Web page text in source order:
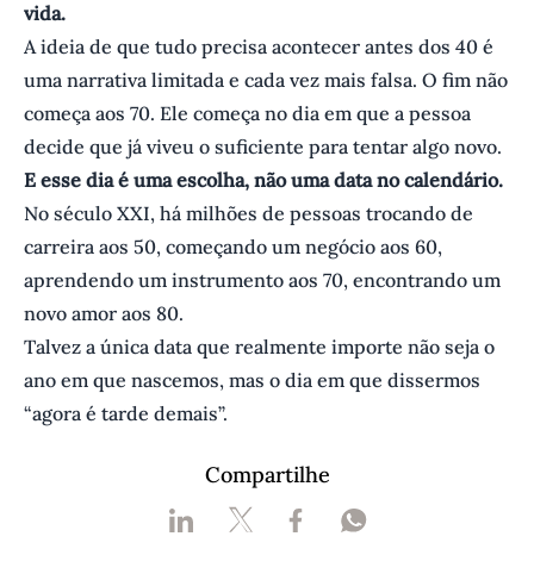
vida.
A ideia de que tudo precisa acontecer antes dos 40 é
uma narrativa limitada e cada vez mais falsa. O fim não
começa aos 70. Ele começa no dia em que a pessoa
decide que já viveu o suficiente para tentar algo novo.
E esse dia é uma escolha, não uma data no calendário.
No século XXI, há milhões de pessoas trocando de
carreira aos 50, começando um negócio aos 60,
aprendendo um instrumento aos 70, encontrando um
novo amor aos 80.
Talvez a única data que realmente importe não seja o
ano em que nascemos, mas o dia em que dissermos
“agora é tarde demais”.
Compartilhe